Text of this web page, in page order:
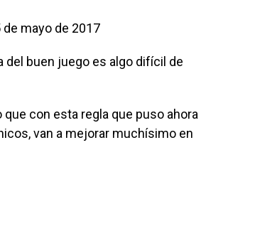
de mayo de 2017
del buen juego es algo difícil de
con esta regla que puso ahora
van a mejorar muchísimo en